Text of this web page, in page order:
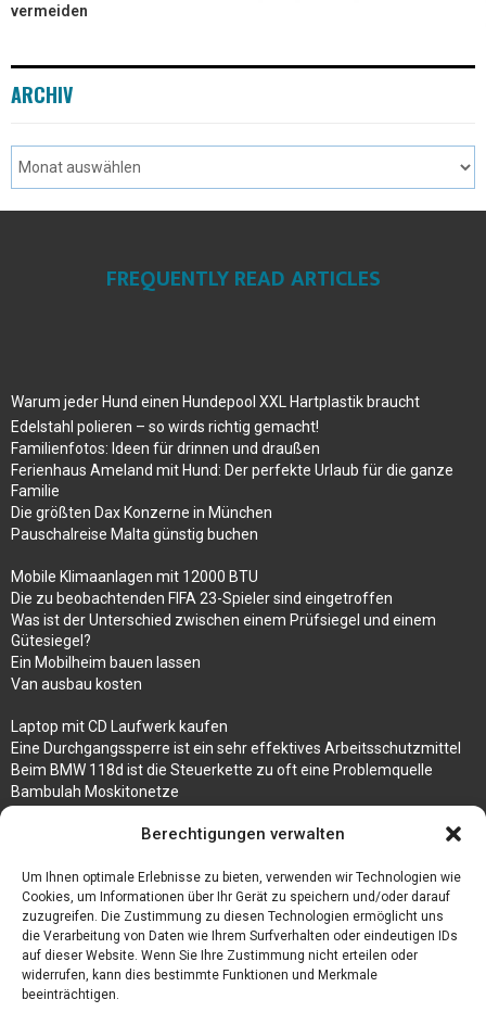
Berechtigungen verwalten
Um Ihnen optimale Erlebnisse zu bieten, verwenden wir Technologien wie
Cookies, um Informationen über Ihr Gerät zu speichern und/oder darauf
zuzugreifen. Die Zustimmung zu diesen Technologien ermöglicht uns
die Verarbeitung von Daten wie Ihrem Surfverhalten oder eindeutigen IDs
auf dieser Website. Wenn Sie Ihre Zustimmung nicht erteilen oder
widerrufen, kann dies bestimmte Funktionen und Merkmale
beeinträchtigen.
vermeiden
ARCHIV
FREQUENTLY READ ARTICLES
Warum jeder Hund einen Hundepool XXL Hartplastik braucht
Edelstahl polieren – so wirds richtig gemacht!
Familienfotos: Ideen für drinnen und draußen
Ferienhaus Ameland mit Hund: Der perfekte Urlaub für die ganze
Familie
Die größten Dax Konzerne in München
Pauschalreise Malta günstig buchen
Mobile Klimaanlagen mit 12000 BTU
Die zu beobachtenden FIFA 23-Spieler sind eingetroffen
Was ist der Unterschied zwischen einem Prüfsiegel und einem
Gütesiegel?
Ein Mobilheim bauen lassen
Van ausbau kosten
Laptop mit CD Laufwerk kaufen
Eine Durchgangssperre ist ein sehr effektives Arbeitsschutzmittel
Beim BMW 118d ist die Steuerkette zu oft eine Problemquelle
Bambulah Moskitonetze
Test Toilettensitz – Helfen Sie Ihren Senioren
Personalhandbuch
10 Tipps um einen guten Eindruck zu machen
Sahnemaschine